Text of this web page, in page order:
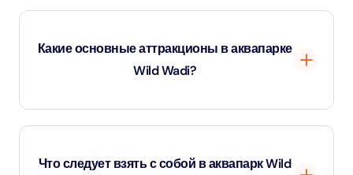
Какие основные аттракционы в аквапарке
Wild Wadi?
Аквапарк Wild Wadi, расположенный рядом с
своими захватывающими аттракционами, семейными
Что следует взять с собой в аквапарк Wild